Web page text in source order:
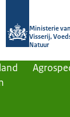
Ministerie
Visserij,
Natuur